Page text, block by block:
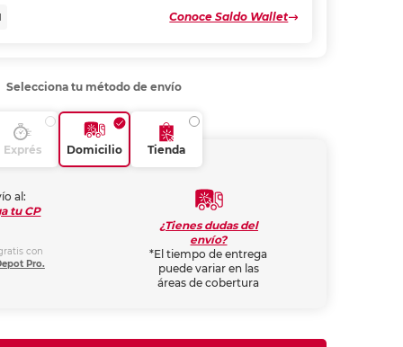
Conoce Saldo Wallet
Selecciona tu método de envío
Exprés Domicilio Tienda
al:
tu CP
con
Pro.
¿Tienes dudas del
envío?
*El tiempo de entrega
puede variar en las
áreas de cobertura